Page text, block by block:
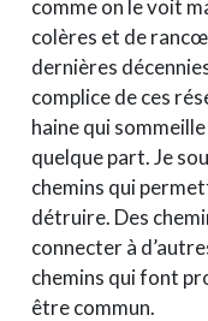
comme on le voit
colères et de
dernières
complice de ces
haine qui
quelque part. Je
chemins qui
détruire. Des
connecter à
chemins qui font
être commun.